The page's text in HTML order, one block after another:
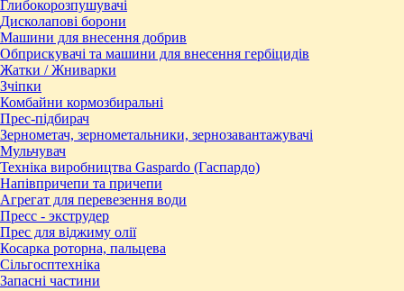
Глибокорозпушувачі
Дисколапові борони
Машини для внесення добрив
Обприскувачі та машини для внесення гербіцидів
Жатки / Жниварки
Зчіпки
Комбайни кормозбиральні
Прес-підбирач
Зернометач, зернометальники, зернозавантажувачі
Мульчувач
Техніка виробництва Gaspardo (Гаспардо)
Напівпричепи та причепи
Агрегат для перевезення води
Пресc - экструдер
Прес для віджиму олії
Косарка роторна, пальцева
Сільгосптехніка
Запасні частини